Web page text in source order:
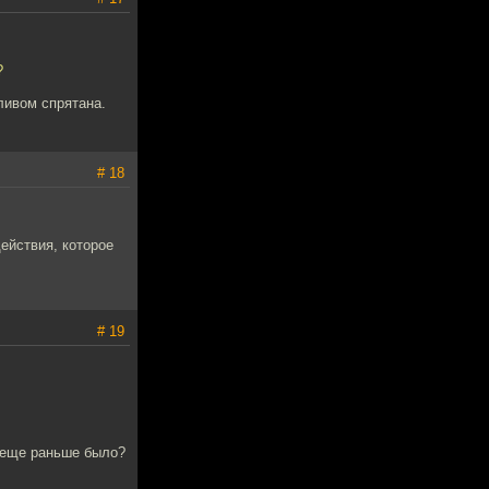
спрятана.
# 18
которое
# 19
еще раньше было?